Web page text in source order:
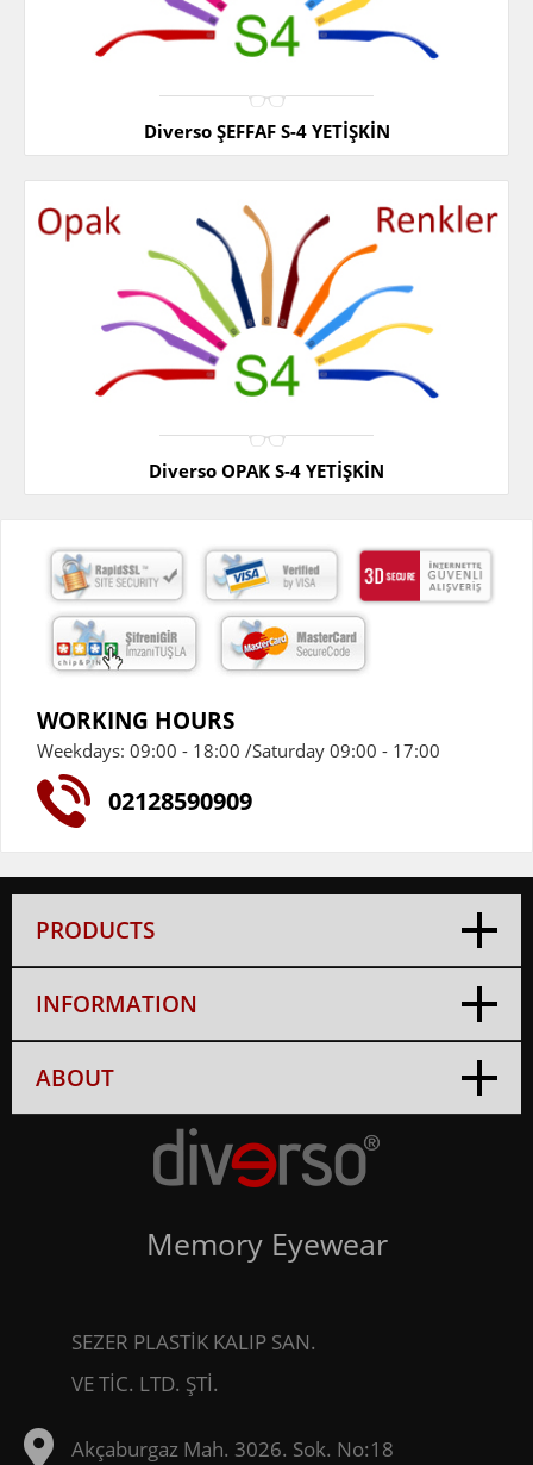
Diverso ŞEFFAF S-4 YETİŞKİN
Diverso OPAK S-4 YETİŞKİN
WORKING HOURS
Weekdays: 09:00 - 18:00 /Saturday 09:00 - 17:00
02128590909
PRODUCTS
INFORMATION
ABOUT
Memory Eyewear
SEZER PLASTİK KALIP SAN.
VE TİC. LTD. ŞTİ.
Akçaburgaz Mah. 3026. Sok. No:18